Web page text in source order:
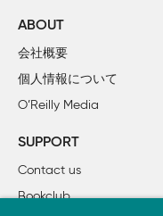
ABOUT
会社概要
個人情報について
O’Reilly Media
SUPPORT
Contact us
Bookclub